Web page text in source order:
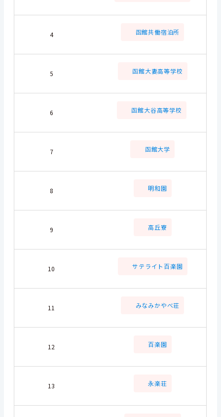
4 函館共働宿泊所
5 函館大妻高等学校
6 函館大谷高等学校
7 函館大学
8 明和園
9 高丘寮
10 サテライト百楽園
11 みなみかやべ荘
12 百楽園
13 永楽荘